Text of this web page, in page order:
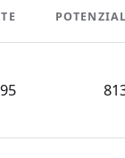
POTENZIAL